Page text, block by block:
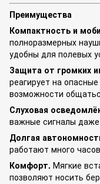
Преимущества
Компактность и
полноразмерных
удобны для полевых
Защита от громких
реагирует на
возможности
Слуховая
важные сигналы
Долгая
работают много
Комфорт. Мягкие
позволяют носить